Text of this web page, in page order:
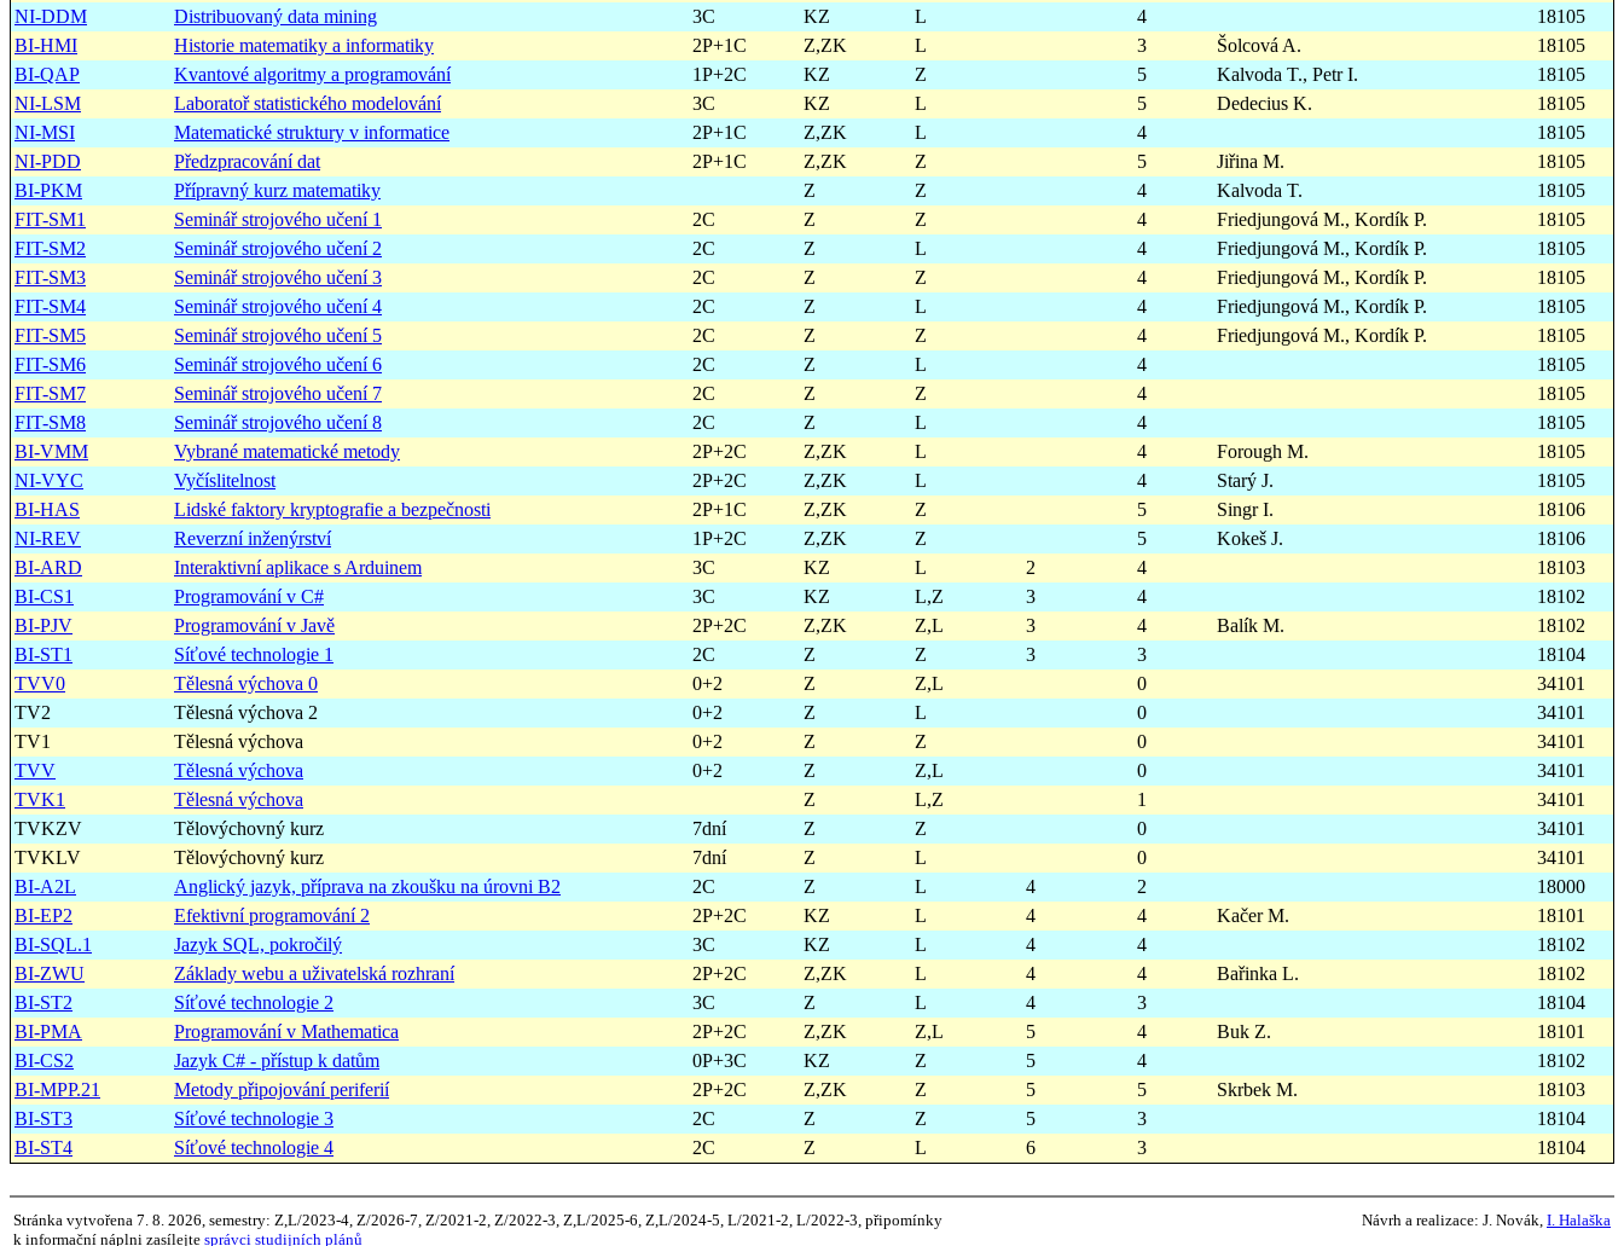
NI-DDM
Distribuovaný data mining 3C KZ L 4
18105
BI-HMI
Historie matematiky a informatiky 2P+1C Z,ZK L 3 Šolcová A.
18105
BI-QAP
Kvantové algoritmy a programování 1P+2C KZ Z 5 Kalvoda T., Petr I.
18105
NI-LSM
Laboratoř statistického modelování 3C KZ L 5 Dedecius K.
18105
NI-MSI
Matematické struktury v informatice 2P+1C Z,ZK L 4
18105
NI-PDD
Předzpracování dat 2P+1C Z,ZK Z 5 Jiřina M.
18105
BI-PKM
Přípravný kurz matematiky Z Z 4 Kalvoda T.
18105
FIT-SM1
Seminář strojového učení 1 2C Z Z 4 Friedjungová M., Kordík P.
18105
FIT-SM2
Seminář strojového učení 2 2C Z L 4 Friedjungová M., Kordík P.
18105
FIT-SM3
Seminář strojového učení 3 2C Z Z 4 Friedjungová M., Kordík P.
18105
FIT-SM4
Seminář strojového učení 4 2C Z L 4 Friedjungová M., Kordík P.
18105
FIT-SM5
Seminář strojového učení 5 2C Z Z 4 Friedjungová M., Kordík P.
18105
FIT-SM6
Seminář strojového učení 6 2C Z L 4
18105
FIT-SM7
Seminář strojového učení 7 2C Z Z 4
18105
FIT-SM8
Seminář strojového učení 8 2C Z L 4
18105
BI-VMM
Vybrané matematické metody 2P+2C Z,ZK L 4 Forough M.
18105
NI-VYC
Vyčíslitelnost 2P+2C Z,ZK L 4 Starý J.
18105
BI-HAS
Lidské faktory kryptografie a bezpečnosti 2P+1C Z,ZK Z 5 Singr I.
18106
NI-REV
Reverzní inženýrství 1P+2C Z,ZK Z 5 Kokeš J.
18106
BI-ARD
Interaktivní aplikace s Arduinem 3C KZ L 2 4
18103
BI-CS1
Programování v C# 3C KZ L,Z 3 4
18102
BI-PJV
Programování v Javě 2P+2C Z,ZK Z,L 3 4 Balík M.
18102
BI-ST1
Síťové technologie 1 2C Z Z 3 3
18104
TVV0
Tělesná výchova 0 0+2 Z Z,L 0
34101
TV2
Tělesná výchova 2 0+2 Z L 0
34101
TV1
Tělesná výchova 0+2 Z Z 0
34101
TVV
Tělesná výchova 0+2 Z Z,L 0
34101
TVK1
Tělesná výchova Z L,Z 1
34101
TVKZV
Tělovýchovný kurz 7dní Z Z 0
34101
TVKLV
Tělovýchovný kurz 7dní Z L 0
34101
BI-A2L
Anglický jazyk, příprava na zkoušku na úrovni B2 2C Z L 4 2
18000
BI-EP2
Efektivní programování 2 2P+2C KZ L 4 4 Kačer M.
18101
BI-SQL.1
Jazyk SQL, pokročilý 3C KZ L 4 4
18102
BI-ZWU
Základy webu a uživatelská rozhraní 2P+2C Z,ZK L 4 4 Bařinka L.
18102
BI-ST2
Síťové technologie 2 3C Z L 4 3
18104
BI-PMA
Programování v Mathematica 2P+2C Z,ZK Z,L 5 4 Buk Z.
18101
BI-CS2
Jazyk C# - přístup k datům 0P+3C KZ Z 5 4
18102
BI-MPP.21
Metody připojování periferií 2P+2C Z,ZK Z 5 5 Skrbek M.
18103
BI-ST3
Síťové technologie 3 2C Z Z 5 3
18104
BI-ST4
Síťové technologie 4 2C Z L 6 3 18104
Stránka vytvořena 7. 8. 2026, semestry: Z,L/2023-4, Z/2026-7, Z/2021-2, Z/2022-3, Z,L/2025-6, Z,L/2024-5, L/2021-2, L/2022-3, připomínky
k informační náplni zasílejte správci studijních plánů
Návrh a realizace: J. Novák, I. Halaška